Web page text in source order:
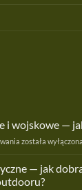
i wojskowe —
Buty
wojskowe
—
została wyłączona
— jak